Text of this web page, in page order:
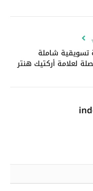
شاملة
لعلامة أركتيك هنتر